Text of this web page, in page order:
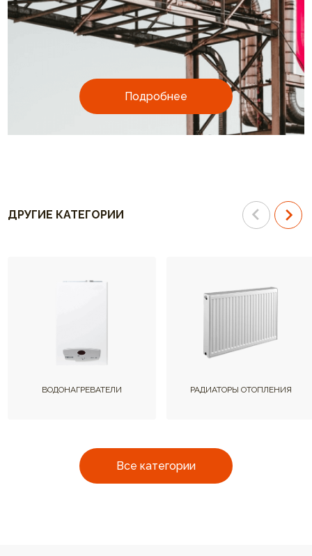
Подробнее
ДРУГИЕ КАТЕГОРИИ
Все категории
ВОДОНАГРЕВАТЕЛИ РАДИАТОРЫ ОТОПЛЕНИЯ